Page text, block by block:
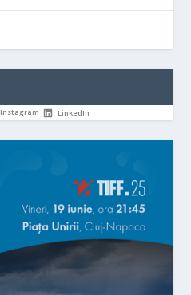
Instagram LinkedIn